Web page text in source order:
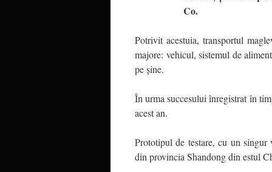
Co.
Potrivit acestuia, transportul
majore: vehicul, sistemul de
pe șine.
În urma succesului înregistrat în
acest an.
Prototipul de testare, cu un
din provincia Shandong din estul